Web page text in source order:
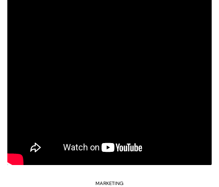
MARKETING